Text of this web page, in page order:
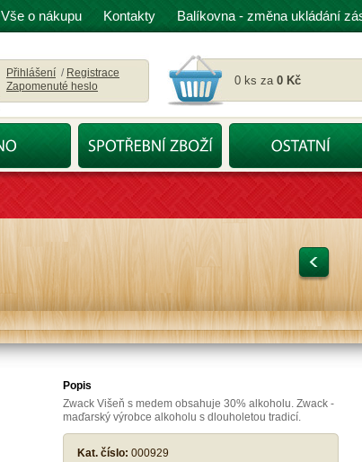
Vše o nákupu Kontakty Balíkovna - změna ukládání
Přihlášení / Registrace
Zapomenuté heslo
0 ks za 0 Kč
Popis
Zwack Višeň s medem obsahuje 30% alkoholu. Zwack -
maďarský výrobce alkoholu s dlouholetou tradicí.
Kat. číslo: 000929